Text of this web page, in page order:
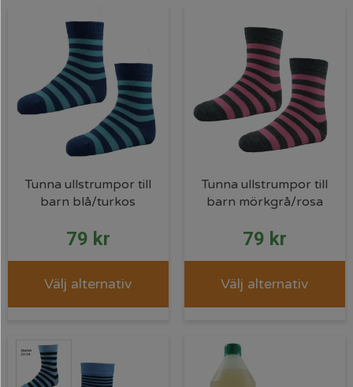
Tunna ullstrumpor till
barn blå/turkos
79 kr
Välj alternativ
Tunna ullstrumpor till
barn mörkgrå/rosa
79 kr
Välj alternativ